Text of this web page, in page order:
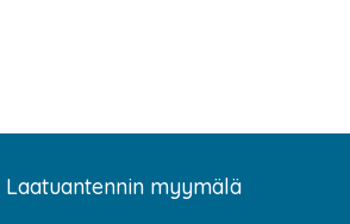
Laatuantennin myymälä